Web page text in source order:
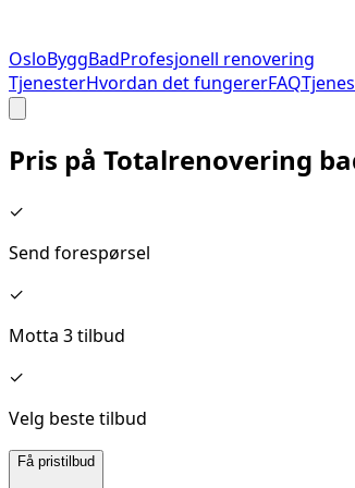
OsloByggBadProfesjonell renovering
TjenesterHvordan det fungererFAQ
Pris på Totalrenovering
✓
Send forespørsel
✓
Motta 3 tilbud
✓
Velg beste tilbud
Få pristilbud